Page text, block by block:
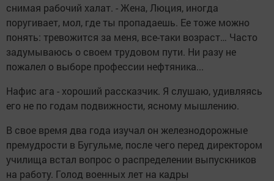
снимая рабочий халат. - Жена, Люция, иногда
поругивает, мол, где ты пропадаешь. Ее тоже можно
понять: тревожится за меня, все-таки возраст… Часто
задумываюсь о своем трудовом пути. Ни разу не
пожалел о выборе профессии нефтяника...
Нафис ага - хороший рассказчик. Я слушаю, удивляясь
его не по годам подвижности, ясному мышлению.
В свое время два года изучал он железнодорожные
премудрости в Бугульме, после чего перед директором
училища встал вопрос о распределении выпускников
на работу. Голод военных лет на кадры